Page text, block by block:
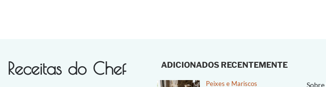
Receitas do Chef ADICIONADOS RECENTEMENTE
Peixes e Mariscos